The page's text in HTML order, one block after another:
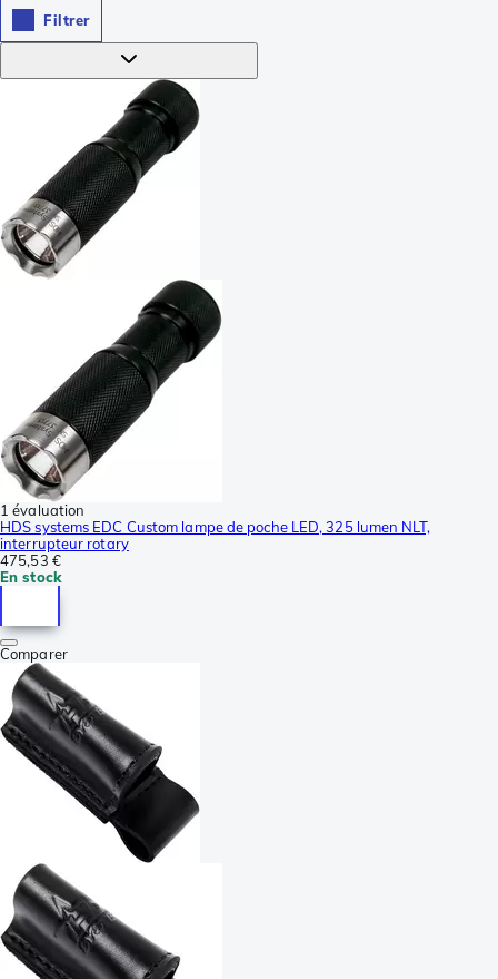
Filtrer
1 évaluation
HDS systems EDC Custom lampe de poche LED, 325 lumen NLT,
interrupteur rotary
475,53 €
En stock
Comparer